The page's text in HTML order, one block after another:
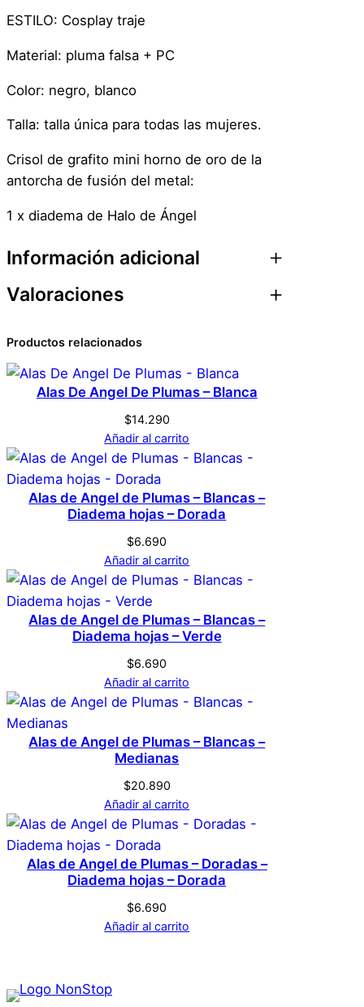
ESTILO: Cosplay traje
Material: pluma falsa + PC
Color: negro, blanco
Talla: talla única para todas las mujeres.
Crisol de grafito mini horno de oro de la
antorcha de fusión del metal:
1 x diadema de Halo de Ángel
Información adicional
Atributos
Dimensiones
Marca Genérica
Color Rosado
Valoraciones
0 valoraciones en
Aureola – Rosada
No hay valoraciones aún. Solo los usuarios
registrados que hayan comprado este
producto pueden hacer una valoración.
Acceder
Productos relacionados
Alas De Angel De Plumas – Blanca
$14.290
Añadir al carrito
Alas de Angel de Plumas – Blancas –
Diadema hojas – Dorada
$6.690
Añadir al carrito
Alas de Angel de Plumas – Blancas –
Diadema hojas – Verde
$6.690
Añadir al carrito
Alas de Angel de Plumas – Blancas –
Medianas
$20.890
Añadir al carrito
Alas de Angel de Plumas – Doradas –
Diadema hojas – Dorada
$6.690
Añadir al carrito